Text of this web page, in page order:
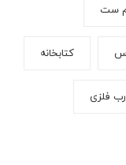
ست
کتابخانه
فلزی